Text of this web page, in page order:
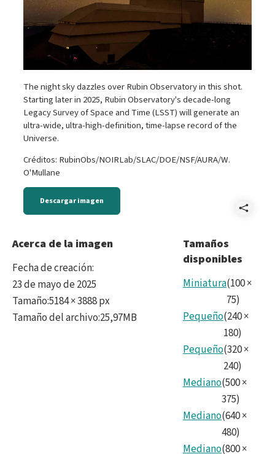
The night sky dazzles over Rubin Observatory in this shot.
Starting later in 2025, Rubin Observatory's decade-long
Legacy Survey of Space and Time (LSST) will generate an
ultra-wide, ultra-high-definition, time-lapse record of the
Universe.
Créditos: RubinObs/NOIRLab/SLAC/DOE/NSF/AURA/W.
O'Mullane
Descargar imagen
Acerca de la imagen
Fecha de creación:
23 de mayo de 2025
Tamaño:5184 × 3888 px
Tamaño del archivo:25,97MB
Tamaños
disponibles
Miniatura(100×
75)
Pequeño(240×
180)
Pequeño(320×
240)
Mediano(500×
375)
Mediano(640×
480)
Mediano(800×